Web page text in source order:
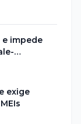
e impede
exige